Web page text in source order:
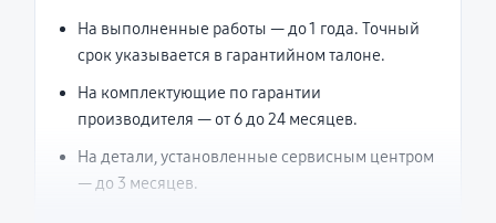
На выполненные работы — до 1 года. Точный
срок указывается в гарантийном талоне.
На комплектующие по гарантии
производителя — от 6 до 24 месяцев.
На детали, установленные сервисным центром
— до 3 месяцев.